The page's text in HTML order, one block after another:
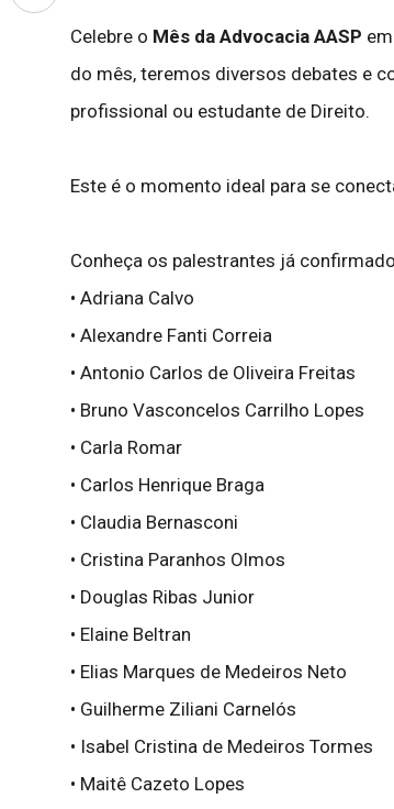
Celebre o Mês da Advocacia AASP
do mês, teremos diversos debates e
profissional ou estudante de Direito.
Este é o momento ideal para se
Conheça os palestrantes já
• Adriana Calvo
• Alexandre Fanti Correia
• Antonio Carlos de Oliveira Freitas
• Bruno Vasconcelos Carrilho Lopes
• Carla Romar
• Carlos Henrique Braga
• Claudia Bernasconi
• Cristina Paranhos Olmos
• Douglas Ribas Junior
• Elaine Beltran
• Elias Marques de Medeiros Neto
• Guilherme Ziliani Carnelós
• Isabel Cristina de Medeiros Tormes
• Maitê Cazeto Lopes